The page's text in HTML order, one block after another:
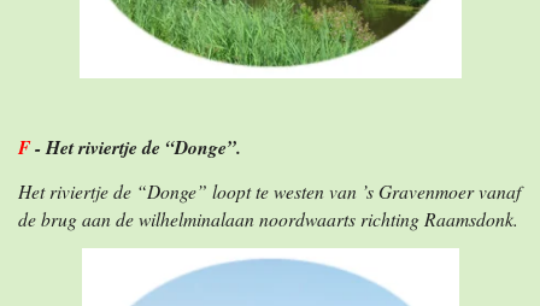
F- Het riviertje de “Donge”.
Het riviertje de “Donge” loopt te westen van ’s Gravenmoer vanaf
de brug aan de wilhelminalaan noordwaarts richting Raamsdonk.